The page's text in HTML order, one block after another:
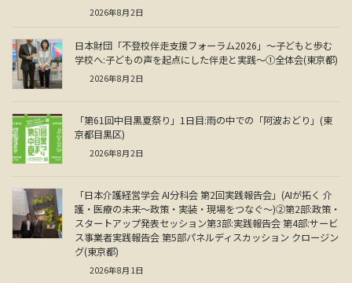
2026年8月2日
日本財団「不登校伴走支援フォーラム2026」～子どもと歩む
学校へ:子どもの声を起点にした伴走と実践～①全体会(東京都)
2026年8月2日
「第61回中目黒夏祭り」1日目:雨の中での「阿波おどり」(東
京都目黒区)
2026年8月2日
「日本介護経営学会 AI分科会 第2回実践報告会」(AIが拓く 介
護・医療の未来～政策・実装・現場をつなぐ～)②第2部:政策・
スタートアップ発表セッション第3部:実践報告会 第4部:サービ
ス事業者実践報告会 第5部パネルディスカッション クロージン
グ(東京都)
2026年8月1日